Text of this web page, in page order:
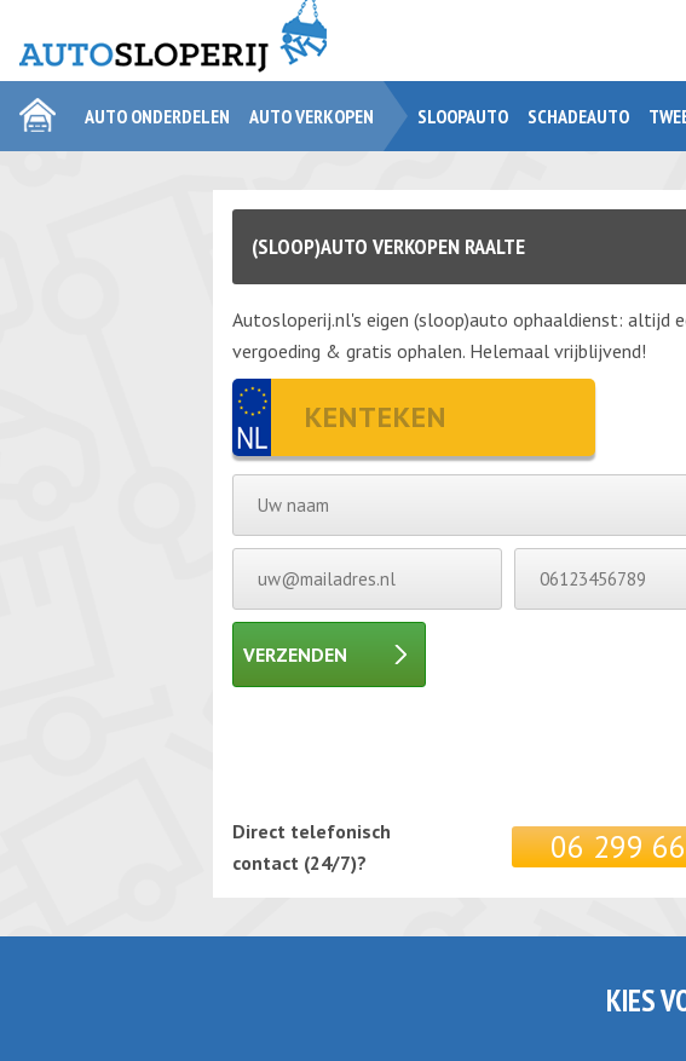
AUTO ONDERDELEN AUTO VERKOPEN SLOOPAUTO SCHADEAUTO
(SLOOP)AUTO VERKOPEN RAALTE
Autosloperij.nl's eigen (sloop)auto ophaaldienst: altijd
vergoeding & gratis ophalen. Helemaal vrijblijvend!
VERZENDEN
Direct telefonisch
contact (24/7)?
06 299
KIES